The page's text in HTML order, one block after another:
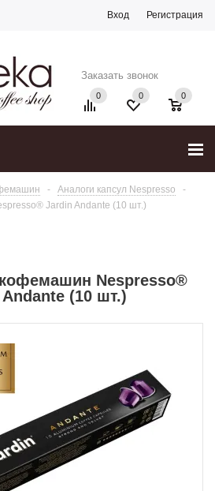
Вход Регистрация
Заказать звонок
0 0
0
- Аналоги капсул Nespresso
-
Jardin Andante (10 шт.)
Nespresso®
(10 шт.)